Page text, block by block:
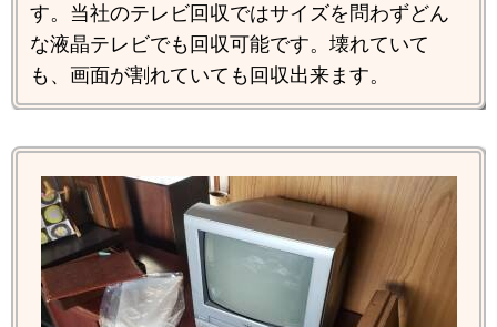
す。当社のテレビ回収ではサイズを問わずどん
な液晶テレビでも回収可能です。壊れていて
も、画面が割れていても回収出来ます。